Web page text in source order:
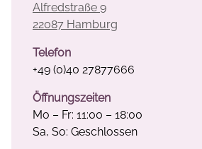
Alfredstraße 9
22087 Hamburg
Telefon
+49 (0)40 27877666
Öffnungszeiten
Mo – Fr: 11:00 – 18:00
Sa, So: Geschlossen